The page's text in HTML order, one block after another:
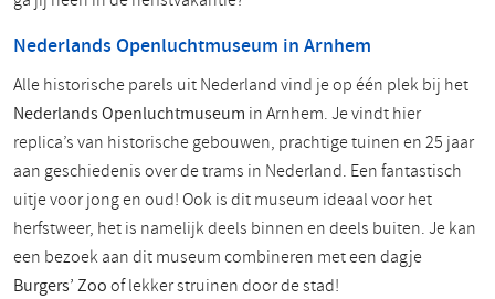
Nederlands Openluchtmuseum in Arnhem
Alle historische parels uit Nederland vind je op één plek bij het
Nederlands Openluchtmuseum in Arnhem. Je vindt hier
replica’s van historische gebouwen, prachtige tuinen en 25 jaar
aan geschiedenis over de trams in Nederland. Een fantastisch
uitje voor jong en oud! Ook is dit museum ideaal voor het
herfstweer, het is namelijk deels binnen en deels buiten. Je kan
een bezoek aan dit museum combineren met een dagje
Burgers’ Zooof lekker struinen door de stad!